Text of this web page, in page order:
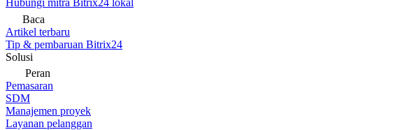
Hubungi mitra Bitrix24 lokal
Baca
Artikel terbaru
Tip & pembaruan Bitrix24
Solusi
Peran
Pemasaran
SDM
Manajemen proyek
Layanan pelanggan